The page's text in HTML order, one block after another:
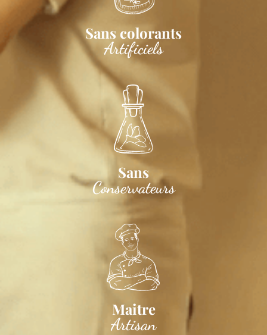
Sans colorants
Artificiels
Sans
Conservateurs
Maitre
Artisan